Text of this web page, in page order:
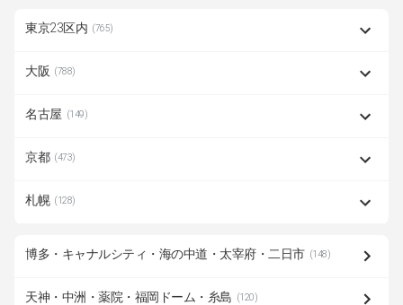
東京23区内 (765)
大阪 (788)
名古屋 (149)
京都 (473)
札幌 (128)
博多・キャナルシティ・海の中道・太宰府・二日市 (148)
天神・中洲・薬院・福岡ドーム・糸島 (120)